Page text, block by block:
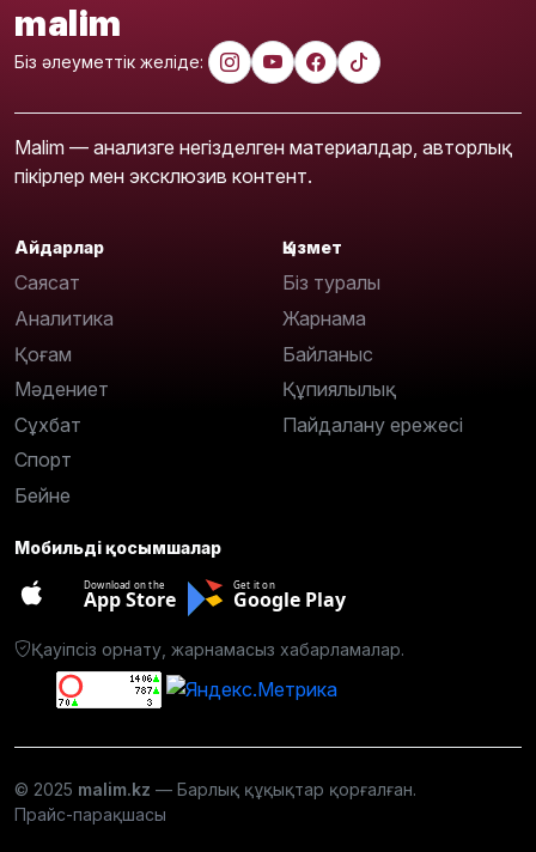
malim
Біз әлеуметтік желіде:
Malim — анализге негізделген материалдар, авторлық
пікірлер мен эксклюзив контент.
Айдарлар
Саясат
Аналитика
Қоғам
Мәдениет
Сұхбат
Спорт
Бейне
Қызмет
Біз туралы
Жарнама
Байланыс
Құпиялылық
Пайдалану ережесі
Мобильді қосымшалар
Download on the
App Store
Get it on
Google Play
Қауіпсіз орнату, жарнамасыз хабарламалар.
© 2025 malim.kz — Барлық құқықтар қорғалған.
Прайс-парақшасы